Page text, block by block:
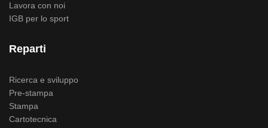
Lavora con noi
IGB per lo sport
Reparti
Ricerca e sviluppo
Pre-stampa
Stampa
Cartotecnica